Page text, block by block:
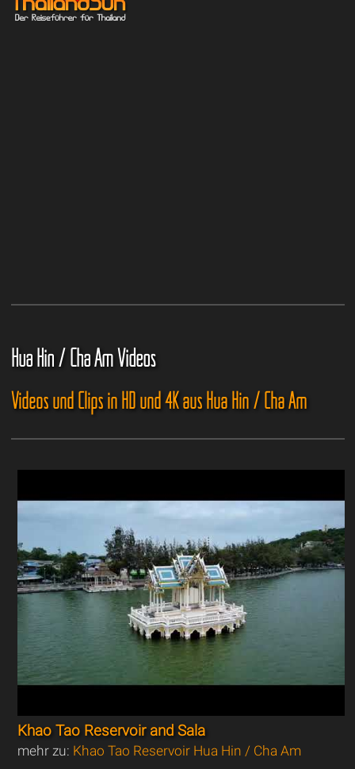
Hua Hin / Cha Am Videos
Videos und Clips in HD und 4K aus Hua Hin / Cha Am
Khao Tao Reservoir and Sala
mehr zu: Khao Tao Reservoir Hua Hin / Cha Am